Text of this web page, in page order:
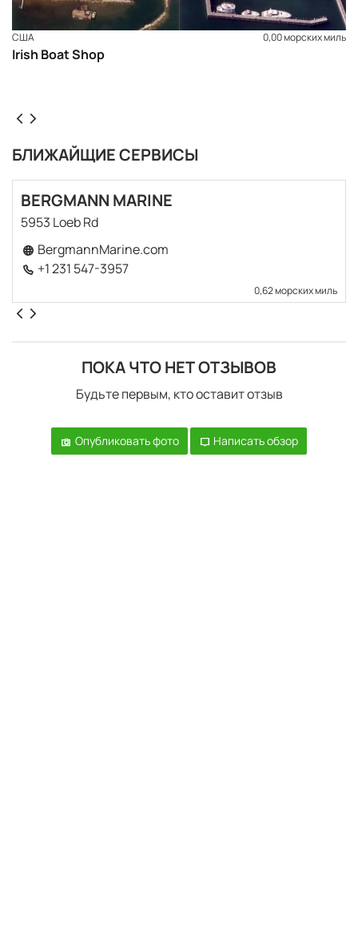
США 0,00 морских миль
Irish Boat Shop
БЛИЖАЙЩИЕ СЕРВИСЫ
BERGMANN MARINE
5953 Loeb Rd
BergmannMarine.com
+1 231 547-3957
0,62 морских миль
ПОКА ЧТО НЕТ ОТЗЫВОВ
Будьте первым, кто оставит отзыв
Опубликовать фото Написать обзор